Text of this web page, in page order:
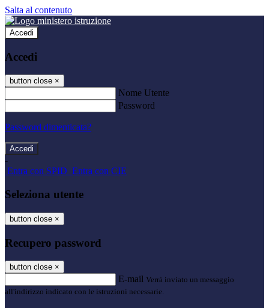
Salta al contenuto
Accedi
Accedi
button close ×
Nome Utente
Password
Password dimenticata?
-
Entra con SPID Entra con CIE
Seleziona utente
button close ×
Recupero password
button close ×
E-mail Verrà inviato un messaggio
all'indirizzo indicato con le istruzioni necessarie.